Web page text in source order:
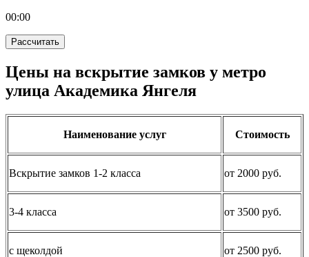
00:00
Рассчитать
Цены на вскрытие замков у метро
улица Академика Янгеля
Наименование услуг Стоимость
Вскрытие замков 1-2 класса от 2000 руб.
3-4 класса от 3500 руб.
с щеколдой от 2500 руб.